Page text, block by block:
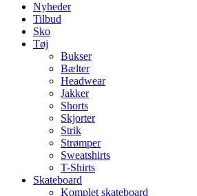
Nyheder
Tilbud
Sko
Tøj
Bukser
Bælter
Headwear
Jakker
Shorts
Skjorter
Strik
Strømper
Sweatshirts
T-Shirts
Skateboard
Komplet skateboard